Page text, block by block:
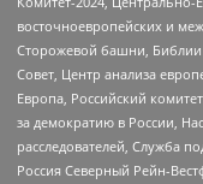
восточноевропейских и
Сторожевой башни, Библии
Совет, Центр анализа
Европа, Российский
за демократию в России,
расследователей, Служба
Россия Северный Рейн-